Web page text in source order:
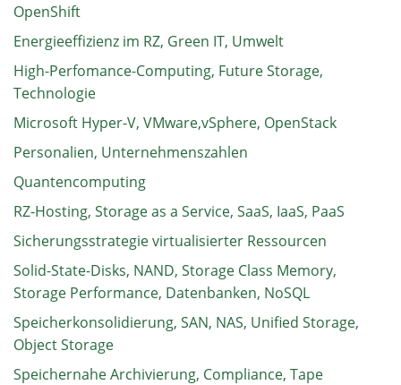
OpenShift
Energieeffizienz im RZ, Green IT, Umwelt
High-Perfomance-Computing, Future Storage,
Technologie
Microsoft Hyper-V, VMware,vSphere, OpenStack
Personalien, Unternehmenszahlen
Quantencomputing
RZ-Hosting, Storage as a Service, SaaS, IaaS, PaaS
Sicherungsstrategie virtualisierter Ressourcen
Solid-State-Disks, NAND, Storage Class Memory,
Storage Performance, Datenbanken, NoSQL
Speicherkonsolidierung, SAN, NAS, Unified Storage,
Object Storage
Speichernahe Archivierung, Compliance, Tape